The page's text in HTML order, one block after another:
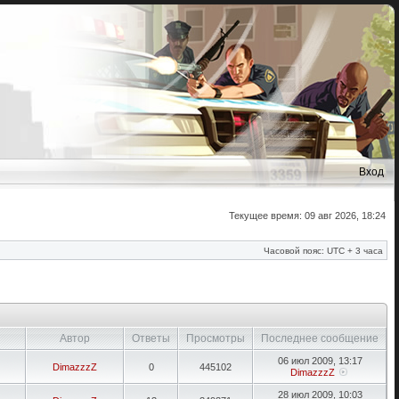
Вход
Текущее время: 09 авг 2026, 18:24
Часовой пояс: UTC + 3 часа
Автор Ответы Просмотры Последнее сообщение
DimazzzZ 0 445102
06 июл 2009, 13:17
DimazzzZ
28 июл 2009, 10:03